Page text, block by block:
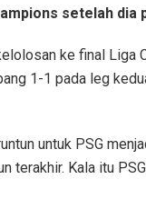
setelah dia
ke final
1-1 pada leg
untuk PSG
terakhir. Kala itu